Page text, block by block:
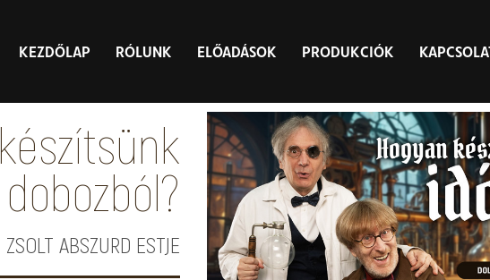
KEZDŐLAP RÓLUNK ELŐADÁSOK PRODUKCIÓK
ABSZURD ESTJE